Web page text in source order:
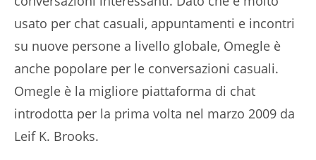
usato per chat casuali, appuntamenti e incontri
su nuove persone a livello globale, Omegle è
anche popolare per le conversazioni casuali.
Omegle è la migliore piattaforma di chat
introdotta per la prima volta nel marzo 2009 da
Leif K. Brooks.